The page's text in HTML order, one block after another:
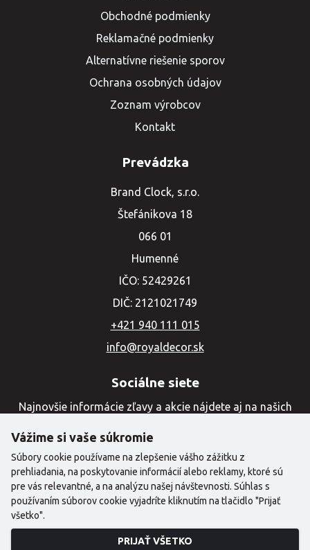
Obchodné podmienky
Reklamačné podmienky
Alternatívne riešenie sporov
Ochrana osobných údajov
Zoznam výrobcov
Kontakt
Prevádzka
Brand Clock, s.r.o.
Štefánikova 18
066 01
Humenné
IČO: 52429261
DIČ: 2121021749
+421 940 111 015
info@royaldecor.sk
Sociálne siete
Najnovšie informácie zľavy a akcie nájdete aj na našich
©2024 Copyright | Royal Decor
Vážime si vaše súkromie
Súbory cookie používame na zlepšenie vášho zážitku z
prehliadania, na poskytovanie informácií alebo reklamy, ktoré sú
pre vás relevantné, a na analýzu našej návštevnosti. Súhlas s
používaním súborov cookie vyjadríte kliknutím na tlačidlo "Prijať
všetko".
PRIJAŤ VŠETKO